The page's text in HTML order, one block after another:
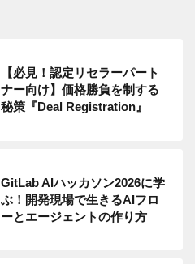
【必見！認定リセラーパート
ナー向け】価格勝負を制する
秘策『Deal Registration』
GitLab AIハッカソン2026に学
ぶ！開発現場で生きるAIフロ
ーとエージェントの作り方